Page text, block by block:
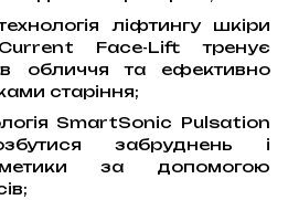
ліфтингу шкіри
Face-Lift тренує
обличчя та ефективно
старіння;
SmartSonic Pulsation
забруднень і
за допомогою